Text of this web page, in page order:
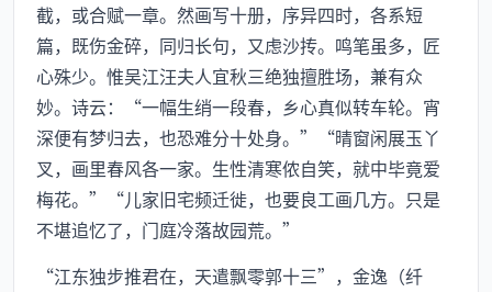
截，或合赋一章。然画写十册，序异四时，各系短
篇，既伤金碎，同归长句，又虑沙抟。鸣笔虽多，匠
心殊少。惟吴江汪夫人宜秋三绝独擅胜场，兼有众
妙。诗云：“一幅生绡一段春，乡心真似转车轮。宵
深便有梦归去，也恐难分十处身。”“晴窗闲展玉丫
叉，画里春风各一家。生性清寒侬自笑，就中毕竟爱
梅花。”“儿家旧宅频迁徙，也要良工画几方。只是
不堪追忆了，门庭冷落故园荒。”
“江东独步推君在，天遣飘零郭十三”，金逸（纤